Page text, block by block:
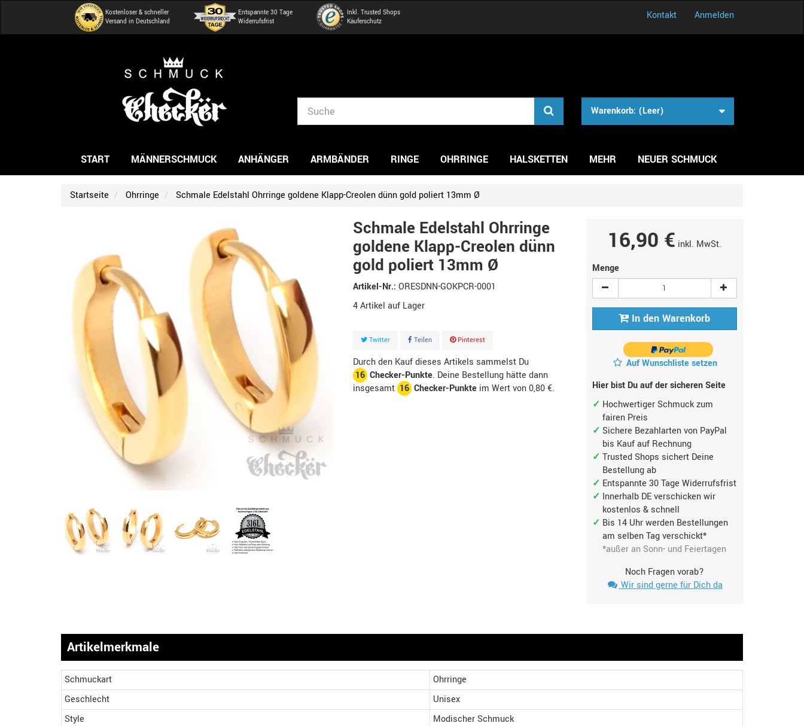
Kontakt Anmelden
Warenkorb: (Leer)
Kostenloser & schneller
Versand in Deutschland
Entspannte 30 Tage
Widerrufsfrist
Inkl. Trusted Shops
Käuferschutz
START MÄNNERSCHMUCK ANHÄNGER ARMBÄNDER RINGE OHRRINGE HALSKETTEN MEHR NEUER SCHMUCK
Startseite Ohrringe Schmale Edelstahl Ohrringe goldene Klapp-Creolen dünn gold poliert 13mm Ø
Schmale Edelstahl Ohrringe
goldene Klapp-Creolen dünn
gold poliert 13mm Ø
Artikel-Nr.: ORESDNN-GOKPCR-0001
4 Artikel
Twitter Teilen Pinterest
Durch den Kauf dieses Artikels sammelst Du
16Checker-Punkte. Deine Bestellung hätte dann
insgesamt 16Checker-Punkteim Wert von0,80 €.
16,90 € inkl. MwSt.
Menge
In den Warenkorb
Auf Wunschliste setzen
Hier bist Du auf der sicheren Seite
Hochwertiger Schmuck zum
fairen Preis
Sichere Bezahlarten von PayPal
bis Kauf auf Rechnung
Trusted Shops sichert Deine
Bestellung ab
Entspannte 30 Tage Widerrufsfrist
Innerhalb DE verschicken wir
kostenlos & schnell
Bis 14 Uhr werden Bestellungen
am selben Tag verschickt*
*außer an Sonn- und Feiertagen
Noch Fragen vorab?
Wir sind gerne für Dich da
Artikelmerkmale
Schmuckart
Ohrringe
Geschlecht
Unisex
Style
Modischer Schmuck